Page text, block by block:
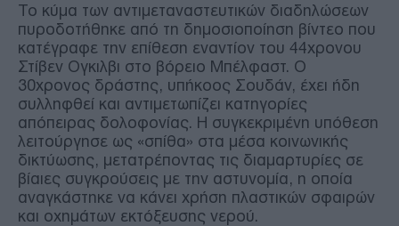
Το κύμα των αντιμεταναστευτικών διαδηλώσεων
πυροδοτήθηκε από τη δημοσιοποίηση βίντεο που
κατέγραφε την επίθεση εναντίον του 44χρονου
Στίβεν Ογκιλβι στο βόρειο Μπέλφαστ. Ο
30χρονος δράστης, υπήκοος Σουδάν, έχει ήδη
συλληφθεί και αντιμετωπίζει κατηγορίες
απόπειρας δολοφονίας. Η συγκεκριμένη υπόθεση
λειτούργησε ως «σπίθα» στα μέσα κοινωνικής
δικτύωσης, μετατρέποντας τις διαμαρτυρίες σε
βίαιες συγκρούσεις με την αστυνομία, η οποία
αναγκάστηκε να κάνει χρήση πλαστικών σφαιρών
και οχημάτων εκτόξευσης νερού.